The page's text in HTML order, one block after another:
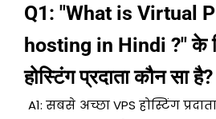
Q1: "What is Virtual
hosting in Hindi ?" के
होस्टिंग प्रदाता कौन सा है?
A1: सबसे अच्छा VPS होस्टिंग